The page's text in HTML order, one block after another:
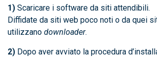
1) Scaricare i software da siti attendibili.
Diffidate da siti web poco noti o da quei
utilizzano downloader.
2) Dopo aver avviato la procedura